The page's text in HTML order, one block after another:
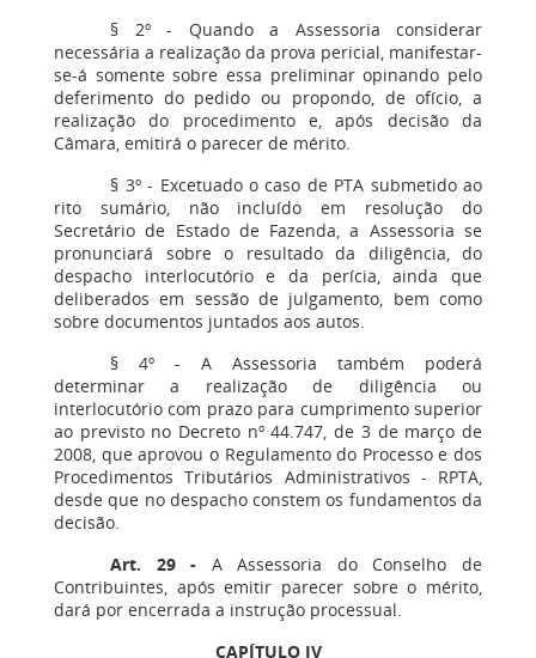
§ 2º - Quando a Assessoria considerar
necessária a realização da prova pericial, manifestar-
se-á somente sobre essa preliminar opinando pelo
deferimento do pedido ou propondo, de ofício, a
realização do procedimento e, após decisão da
Câmara, emitirá o parecer de mérito.
§ 3º - Excetuado o caso de PTA submetido ao
rito sumário, não incluído em resolução do
Secretário de Estado de Fazenda, a Assessoria se
pronunciará sobre o resultado da diligência, do
despacho interlocutório e da perícia, ainda que
deliberados em sessão de julgamento, bem como
sobre documentos juntados aos autos.
§ 4º - A Assessoria também poderá
determinar a realização de diligência ou
interlocutório com prazo para cumprimento superior
ao previsto no Decreto nº 44.747, de 3 de março de
2008, que aprovou o Regulamento do Processo e dos
Procedimentos Tributários Administrativos - RPTA,
desde que no despacho constem os fundamentos da
decisão.
Art. 29- A Assessoria do Conselho de
Contribuintes, após emitir parecer sobre o mérito,
dará por encerrada a instrução processual.
CAPÍTULO IV